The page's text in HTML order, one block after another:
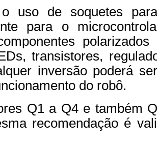
o uso de soquetes
para o
transistores,
inversão poderá
do robô.
Q1 a Q4 e também
recomendação é